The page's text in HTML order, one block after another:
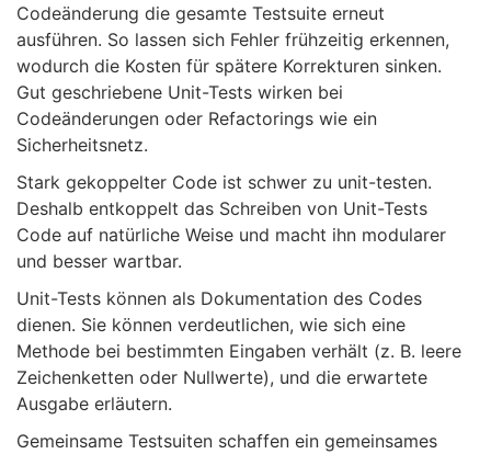
Codeänderung die gesamte Testsuite erneut
ausführen. So lassen sich Fehler frühzeitig erkennen,
wodurch die Kosten für spätere Korrekturen sinken.
Gut geschriebene Unit-Tests wirken bei
Codeänderungen oder Refactorings wie ein
Sicherheitsnetz.
Stark gekoppelter Code ist schwer zu unit-testen.
Deshalb entkoppelt das Schreiben von Unit-Tests
Code auf natürliche Weise und macht ihn modularer
und besser wartbar.
Unit-Tests können als Dokumentation des Codes
dienen. Sie können verdeutlichen, wie sich eine
Methode bei bestimmten Eingaben verhält (z. B. leere
Zeichenketten oder Nullwerte), und die erwartete
Ausgabe erläutern.
Gemeinsame Testsuiten schaffen ein gemeinsames